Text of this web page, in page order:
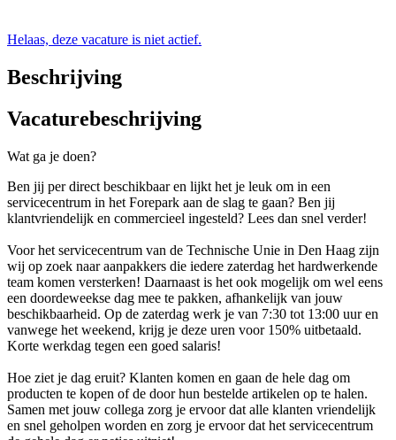
Helaas, deze vacature is niet actief.
Beschrijving
Vacaturebeschrijving
Wat ga je doen?
Ben jij per direct beschikbaar en lijkt het je leuk om in een
servicecentrum in het Forepark aan de slag te gaan? Ben jij
klantvriendelijk en commercieel ingesteld? Lees dan snel verder!
Voor het servicecentrum van de Technische Unie in Den Haag zijn
wij op zoek naar aanpakkers die iedere zaterdag het hardwerkende
team komen versterken! Daarnaast is het ook mogelijk om wel eens
een doordeweekse dag mee te pakken, afhankelijk van jouw
beschikbaarheid. Op de zaterdag werk je van 7:30 tot 13:00 uur en
vanwege het weekend, krijg je deze uren voor 150% uitbetaald.
Korte werkdag tegen een goed salaris!
Hoe ziet je dag eruit? Klanten komen en gaan de hele dag om
producten te kopen of de door hun bestelde artikelen op te halen.
Samen met jouw collega zorg je ervoor dat alle klanten vriendelijk
en snel geholpen worden en zorg je ervoor dat het servicecentrum